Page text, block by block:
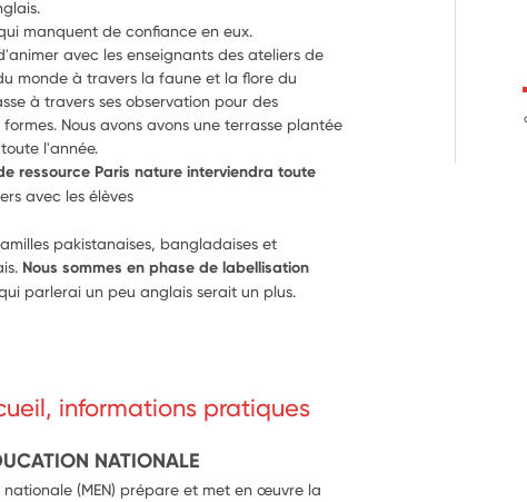
manquent de confiance en eux.
avec les enseignants des ateliers de
monde à travers la faune et la flore du
à travers ses observation pour des
Nous avons avons une terrasse plantée
l'année.
ressource Paris nature interviendra toute
avec les élèves
pakistanaises, bangladaises et
Nous sommes en phase de labellisation
parlerai un peu anglais serait un plus.
informations pratiques
NATIONALE
(MEN) prépare et met en œuvre la